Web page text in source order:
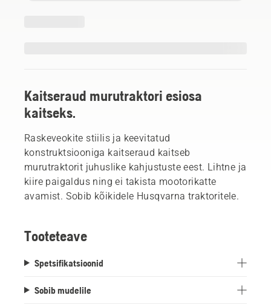
Kaitseraud murutraktori esiosa
kaitseks.
Raskeveokite stiilis ja keevitatud
konstruktsiooniga kaitseraud kaitseb
murutraktorit juhuslike kahjustuste eest. Lihtne ja
kiire paigaldus ning ei takista mootorikatte
avamist. Sobib kõikidele Husqvarna traktoritele.
Tooteteave
Spetsifikatsioonid
Sobib mudelile